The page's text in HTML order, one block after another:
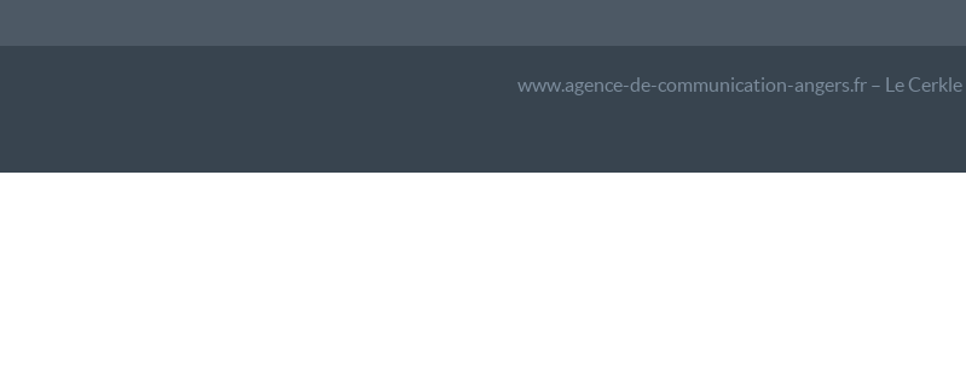
www.agence-de-communication-angers.fr – Le Cerkle